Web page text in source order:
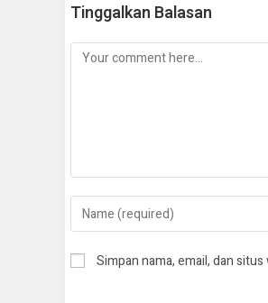
Tinggalkan Balasan
Simpan nama, email, dan